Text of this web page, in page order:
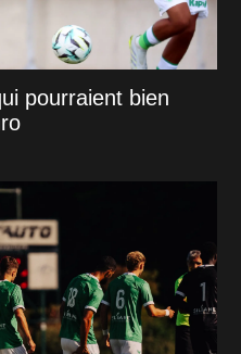
pourraient bien